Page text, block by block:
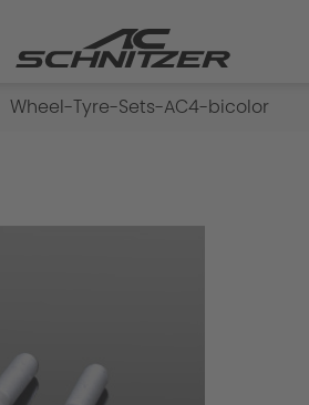
Wheel-Tyre-Sets-AC4-bicolor